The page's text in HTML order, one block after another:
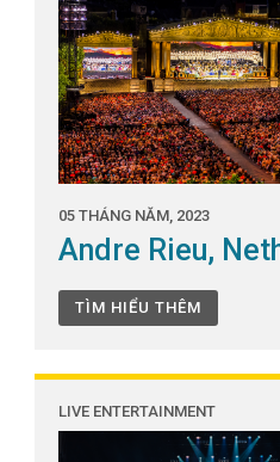
05 THÁNG NĂM, 2023
Andre Rieu,
TÌM HIỂU THÊM
LIVE ENTERTAINMENT